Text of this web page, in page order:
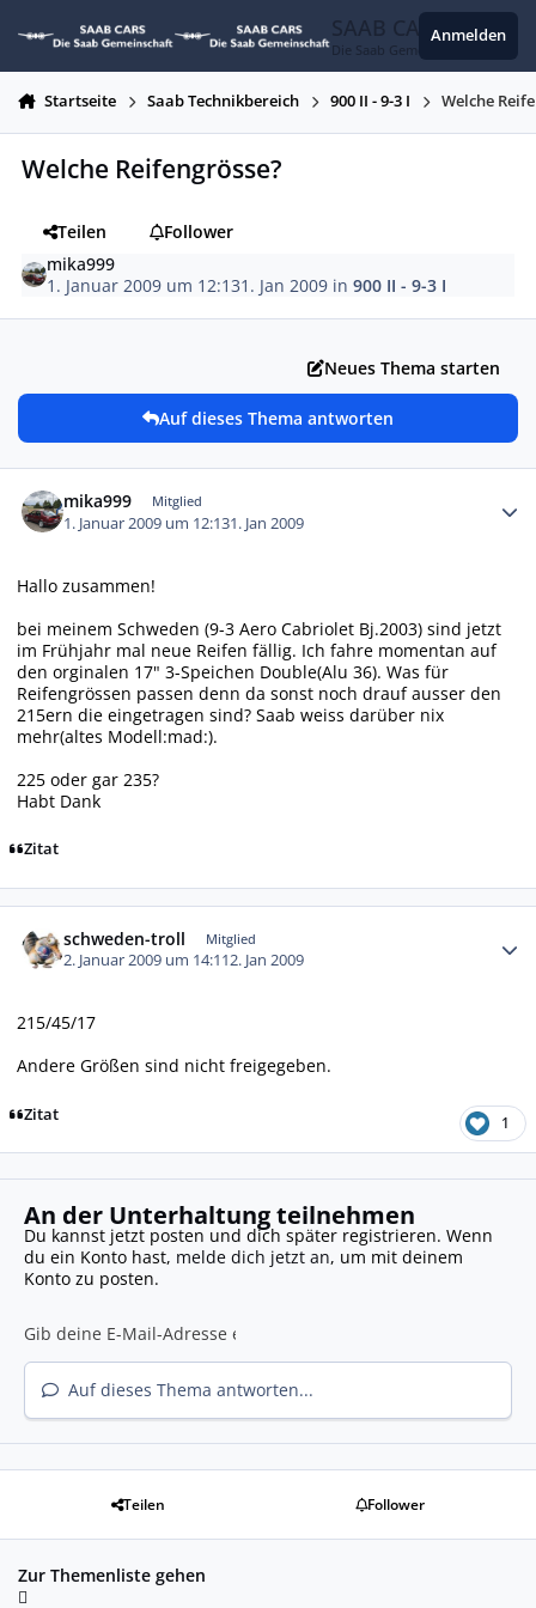
SAAB CARS
Die Saab Gemeinschaft
Anmelden
Startseite Saab Technikbereich 900 II - 9-3 I Welche
Welche Reifengrösse?
Teilen
Follower
mika999
1. Januar 2009 um 12:131. Jan 2009 in900 II - 9-3 I
Neues Thema starten
Auf dieses Thema antworten
mika999 Mitglied
1. Januar 2009 um 12:131. Jan 2009
Hallo zusammen!
bei meinem Schweden (9-3 Aero Cabriolet Bj.2003) sind jetzt
im Frühjahr mal neue Reifen fällig. Ich fahre momentan auf
den orginalen 17" 3-Speichen Double(Alu 36). Was für
Reifengrössen passen denn da sonst noch drauf ausser den
215ern die eingetragen sind? Saab weiss darüber nix
mehr(altes Modell:mad:).
225 oder gar 235?
Habt Dank
Zitat
schweden-troll Mitglied
2. Januar 2009 um 14:112. Jan 2009
215/45/17
Andere Größen sind nicht freigegeben.
Zitat 1
An der Unterhaltung teilnehmen
Du kannst jetzt posten und dich später registrieren. Wenn
du ein Konto hast, melde dich jetzt an, um mit deinem
Konto zu posten.
Auf dieses Thema antworten...
Teilen Follower
Zur Themenliste gehen